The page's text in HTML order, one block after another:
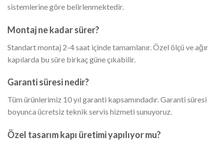
sistemlerine göre belirlenmektedir.
Montaj ne kadar sürer?
Standart montaj 2-4 saat içinde tamamlanır. Özel ölçü ve ağır
kapılarda bu süre birkaç güne çıkabilir.
Garanti süresi nedir?
Tüm ürünlerimiz 10 yıl garanti kapsamındadır. Garanti süresi
boyunca ücretsiz teknik servis hizmeti sunuyoruz.
Özel tasarım kapı üretimi yapılıyor mu?